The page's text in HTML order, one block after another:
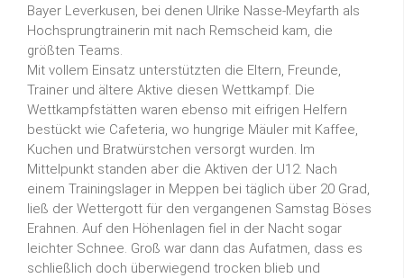
Bayer Leverkusen, bei denen Ulrike Nasse-Meyfarth als
Hochsprungtrainerin mit nach Remscheid kam, die
größten Teams.
Mit vollem Einsatz unterstützten die Eltern, Freunde,
Trainer und ältere Aktive diesen Wettkampf. Die
Wettkampfstätten waren ebenso mit eifrigen Helfern
bestückt wie Cafeteria, wo hungrige Mäuler mit Kaffee,
Kuchen und Bratwürstchen versorgt wurden. Im
Mittelpunkt standen aber die Aktiven der U12. Nach
einem Trainingslager in Meppen bei täglich über 20 Grad,
ließ der Wettergott für den vergangenen Samstag Böses
Erahnen. Auf den Höhenlagen fiel in der Nacht sogar
leichter Schnee. Groß war dann das Aufatmen, dass es
schließlich doch überwiegend trocken blieb und